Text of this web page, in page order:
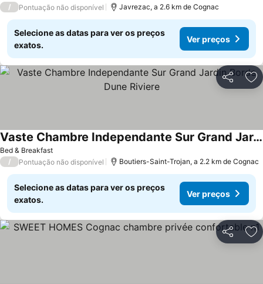
/ Pontuação não disponível Javrezac, a 2.6 km de Cognac
Selecione as datas para ver os preços
exatos.
Ver preços
Partilhar
Bed & Breakfast
Vaste Chambre Independante Sur Grand Jardin Borde Dune Riviere
/ Pontuação não disponível Boutiers-Saint-Trojan, a 2.2 km de Cognac
Selecione as datas para ver os preços
exatos.
Ver preços
Partilhar